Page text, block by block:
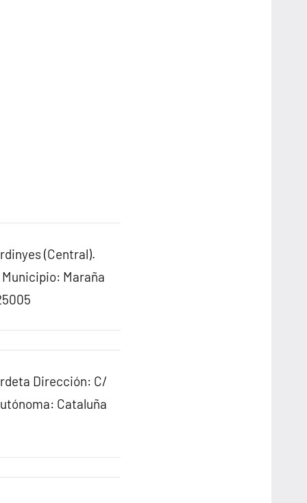
(Central).
Maraña
Dirección: C/
Cataluña